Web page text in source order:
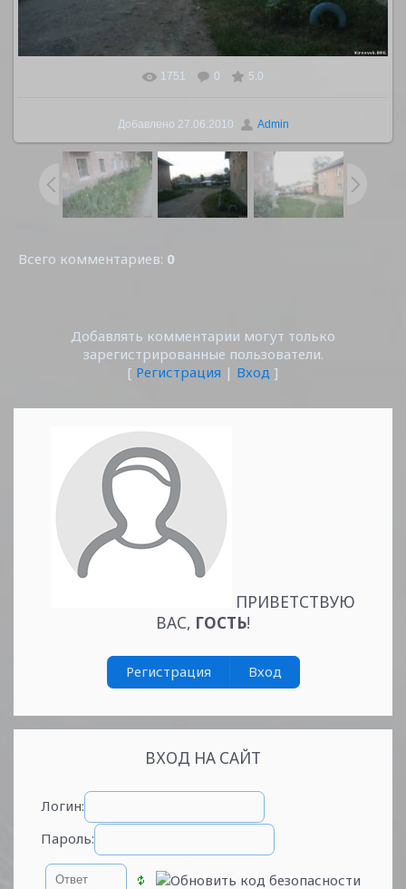
В реальном размере 1042x781
1751 0 5.0
Добавлено 27.06.2010 Admin
Всего комментариев: 0
Добавлять комментарии могут только
зарегистрированные пользователи.
[ Регистрация | Вход ]
ПРИВЕТСТВУЮ
ВАС, ГОСТЬ!
Регистрация Вход
ВХОД НА САЙТ
Логин:
Пароль: